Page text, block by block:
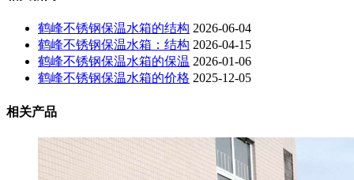
鹤峰不锈钢保温水箱的结构 2026-06-04
鹤峰不锈钢保温水箱：结构 2026-04-15
鹤峰不锈钢保温水箱的保温 2026-01-06
鹤峰不锈钢保温水箱的价格 2025-12-05
相关产品